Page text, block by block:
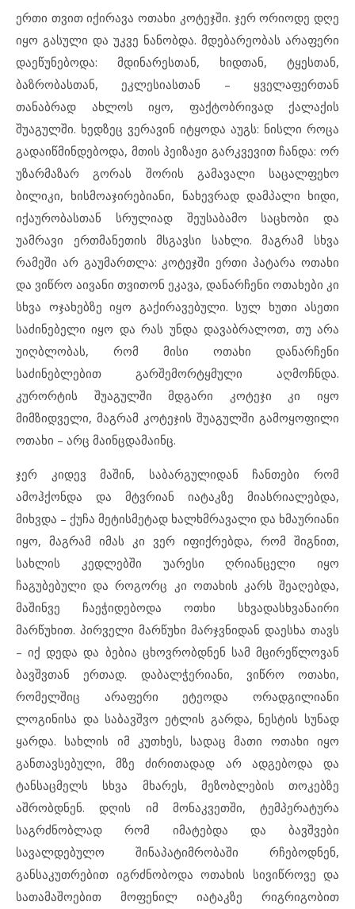
ერთი თვით იქირავა ოთახი კოტეჯში. ჯერ ორიოდე დღე
იყო გასული და უკვე ნანობდა. მდებარეობას არაფერი
დაეწუნებოდა: მდინარესთან, ხიდთან, ტყესთან,
ბაზრობასთან, ეკლესიასთან – ყველაფერთან
თანაბრად ახლოს იყო, ფაქტობრივად ქალაქის
შუაგულში. ხედზეც ვერავინ იტყოდა აუგს: ნისლი როცა
გადაიწმინდებოდა, მთის პეიზაჟი გარკვევით ჩანდა: ორ
უზარმაზარ გორას შორის გამავალი საცალფეხო
ბილიკი, ხისმოაჯირებიანი, ნახევრად დამპალი ხიდი,
იქაურობასთან სრულიად შეუსაბამო საცხობი და
უამრავი ერთმანეთის მსგავსი სახლი. მაგრამ სხვა
რამეში არ გაუმართლა: კოტეჯში ერთი პატარა ოთახი
და ვიწრო აივანი თვითონ ეკავა, დანარჩენი ოთახები კი
სხვა ოჯახებზე იყო გაქირავებული. სულ ხუთი ასეთი
საძინებელი იყო და რას უნდა დავაბრალოთ, თუ არა
უიღბლობას, რომ მისი ოთახი დანარჩენი
საძინებლებით გარშემორტყმული აღმოჩნდა.
კურორტის შუაგულში მდგარი კოტეჯი კი იყო
მიმზიდველი, მაგრამ კოტეჯის შუაგულში გამოყოფილი
ოთახი – არც მაინცდამაინც.
ჯერ კიდევ მაშინ, საბარგულიდან ჩანთები რომ
ამოჰქონდა და მტვრიან იატაკზე მიასრიალებდა,
მიხვდა – ქუჩა მეტისმეტად ხალხმრავალი და ხმაურიანი
იყო, მაგრამ იმას კი ვერ იფიქრებდა, რომ შიგნით,
სახლის კედლებში უარესი ღრიანცელი იყო
ჩაგუბებული და როგორც კი ოთახის კარს შეაღებდა,
მაშინვე ჩაეჭიდებოდა ოთხი სხვადასხვანაირი
მარწუხით. პირველი მარწუხი მარჯვნიდან დაესხა თავს
– იქ დედა და ბებია ცხოვრობდნენ სამ მცირეწლოვან
ბავშვთან ერთად. დაბალჭერიანი, ვიწრო ოთახი,
რომელშიც არაფერი ეტეოდა ორადგილიანი
ლოგინისა და საბავშვო ეტლის გარდა, ნესტის სუნად
ყარდა. სახლის იმ კუთხეს, სადაც მათი ოთახი იყო
განთავსებული, მზე ძირითადად არ ადგებოდა და
ტანსაცმელს სხვა მხარეს, მეზობლების თოკებზე
აშრობდნენ. დღის იმ მონაკვეთში, ტემპერატურა
საგრძნობლად რომ იმატებდა და ბავშვები
სავალდებულო შინაპატიმრობაში რჩებოდნენ,
განსაკუთრებით იგრძნობოდა ოთახის სივიწროვე და
სათამაშოებით მოფენილ იატაკზე რიგრიგობით